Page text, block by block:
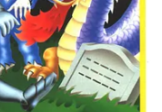
enfant, juste
de tentatives
des projets
sorti mon premier
avec un
sur une
micro-ordinateurs.